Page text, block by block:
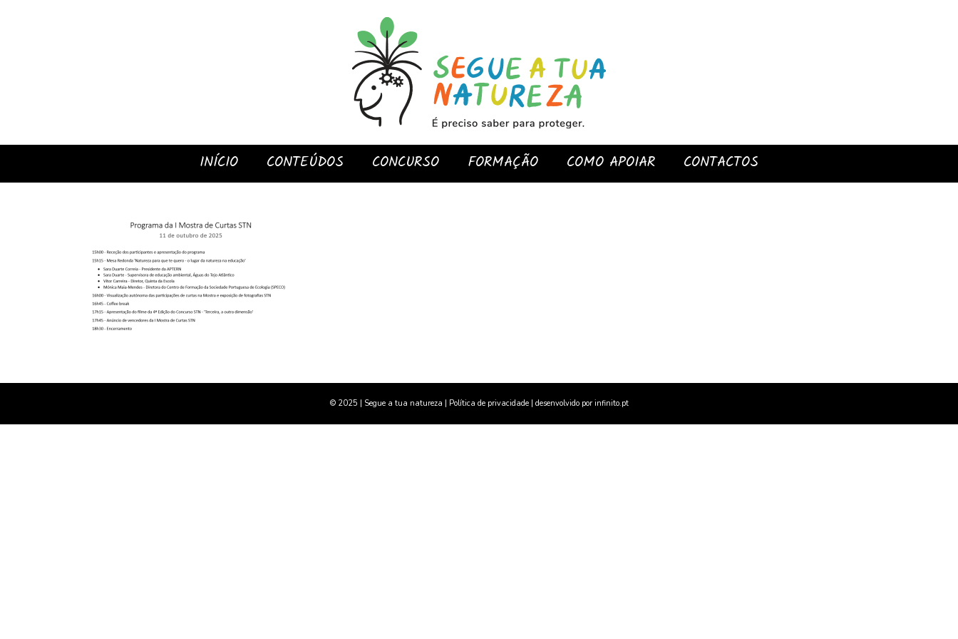
INÍCIO CONTEÚDOS CONCURSO FORMAÇÃO COMO APOIAR CONTACTOS
© 2025 | Segue a tua natureza | Política de privacidade| desenvolvido por infinito.pt